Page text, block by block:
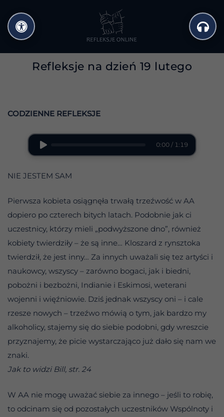
do
treści
Refleksje na dzień 19 lutego
CODZIENNE REFLEKSJE
0:00 / 1:19
NIE JESTEM SAM
Pierwsza kobieta osiągnęła trwałą trzeźwość w AA
dopiero po czterech bitych latach. Podobnie jak ci
uczestnicy, którzy mieli „podwyższone dno”, również
kobiety twierdziły – że są inne… Kloszard z rynsztoka
twierdził, że jest inny… Za innych uważali się tez artyści i
naukowcy, wszyscy – zarówno bogaci, jak i biedni,
pobożni i bezbożni, Indianie i Eskimosi, weterani
wojenni i więźniowie. Dziś jednak wszyscy oni – i cale
rzesze nowych – trzeźwo mówią o tym, jak bardzo my
alkoholicy, stajemy się do siebie podobni, gdy wreszcie
przyznajemy, że picie wystarczająco już dało się nam we
znaki.
Jak to widzi Bill, str. 24
W AA nie mogę uważać siebie za innego – jeśli to robię,
to odcinam się od pozostałych uczestników Wspólnoty i